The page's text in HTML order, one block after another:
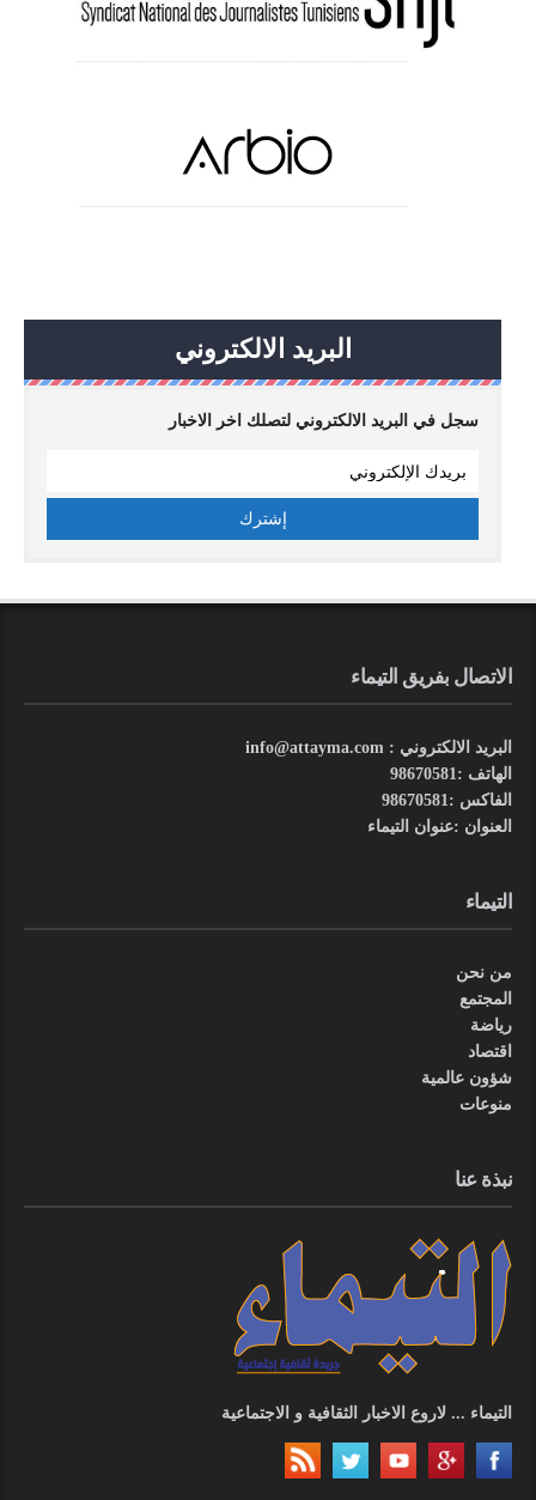
البريد الالكتروني
سجل في البريد الالكتروني لتصلك اخر الاخبار
الاتصال بفريق التيماء
البريد الالكتروني : info@attayma.com
الهاتف :98670581
الفاكس :98670581
العنوان :عنوان التيماء
التيماء
من نحن
المجتمع
رياضة
اقتصاد
شؤون عالمية
منوعات
نبذة عنا
التيماء ... لاروع الاخبار الثقافية و الاجتماعية